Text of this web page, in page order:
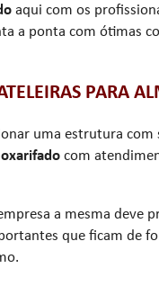
aqui com os
a ponta com ótimas
PARA
uma estrutura com
com
a mesma deve
que ficam de